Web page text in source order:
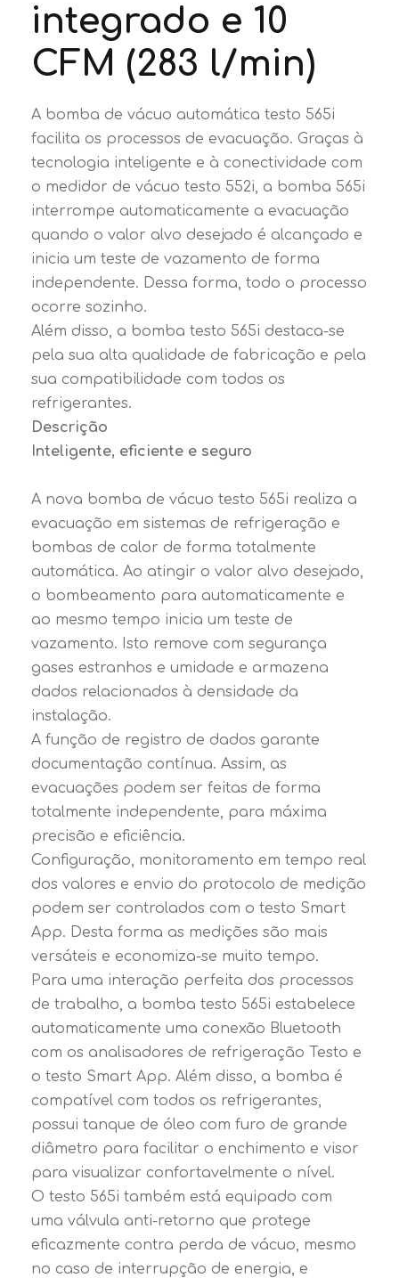
integrado e 10
CFM (283 l/min)
A bomba de vácuo automática testo 565i
facilita os processos de evacuação. Graças à
tecnologia inteligente e à conectividade com
o medidor de vácuo testo 552i, a bomba 565i
interrompe automaticamente a evacuação
quando o valor alvo desejado é alcançado e
inicia um teste de vazamento de forma
independente. Dessa forma, todo o processo
ocorre sozinho.
Além disso, a bomba testo 565i destaca-se
pela sua alta qualidade de fabricação e pela
sua compatibilidade com todos os
refrigerantes.
Descrição
Inteligente, eficiente e seguro
A nova bomba de vácuo testo 565i realiza a
evacuação em sistemas de refrigeração e
bombas de calor de forma totalmente
automática. Ao atingir o valor alvo desejado,
o bombeamento para automaticamente e
ao mesmo tempo inicia um teste de
vazamento. Isto remove com segurança
gases estranhos e umidade e armazena
dados relacionados à densidade da
instalação.
A função de registro de dados garante
documentação contínua. Assim, as
evacuações podem ser feitas de forma
totalmente independente, para máxima
precisão e eficiência.
Configuração, monitoramento em tempo real
dos valores e envio do protocolo de medição
podem ser controlados com o testo Smart
App. Desta forma as medições são mais
versáteis e economiza-se muito tempo.
Para uma interação perfeita dos processos
de trabalho, a bomba testo 565i estabelece
automaticamente uma conexão Bluetooth
com os analisadores de refrigeração Testo e
o testo Smart App. Além disso, a bomba é
compatível com todos os refrigerantes,
possui tanque de óleo com furo de grande
diâmetro para facilitar o enchimento e visor
para visualizar confortavelmente o nível.
O testo 565i também está equipado com
uma válvula anti-retorno que protege
eficazmente contra perda de vácuo, mesmo
no caso de interrupção de energia, e